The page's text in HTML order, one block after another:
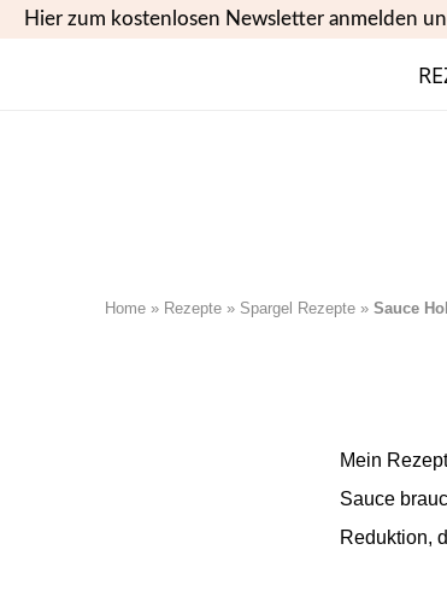
Hier zum kostenlosen Newsletter anmelden
Home » Rezepte » Spargel Rezepte » Sauce
Mein
Sauce
Reduktion,